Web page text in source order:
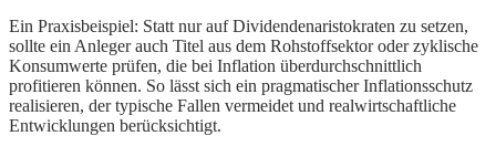
Ein Praxisbeispiel: Statt nur auf Dividendenaristokraten zu setzen,
sollte ein Anleger auch Titel aus dem Rohstoffsektor oder zyklische
Konsumwerte prüfen, die bei Inflation überdurchschnittlich
profitieren können. So lässt sich ein pragmatischer Inflationsschutz
realisieren, der typische Fallen vermeidet und realwirtschaftliche
Entwicklungen berücksichtigt.